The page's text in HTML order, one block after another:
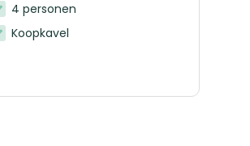
4 personen
Koopkavel